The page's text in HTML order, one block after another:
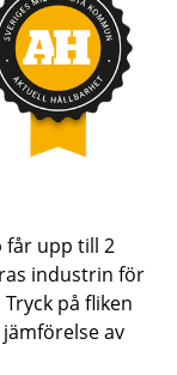
får upp till 2
industrin för
på fliken
av